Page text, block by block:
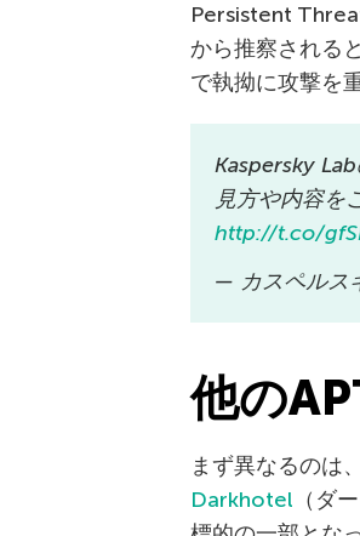
Persistent
から推察される
で執拗に攻撃を
Kaspersky
見方や内容を
http://t.co/
— カスペルス
他の
まず異なるのは
Darkhotel （ダ